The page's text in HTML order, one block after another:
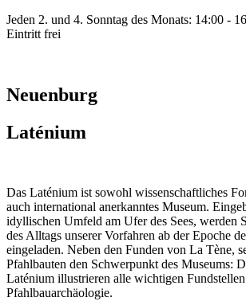
Jeden 2. und 4. Sonntag des Monats: 14:00 -
Eintritt frei
Neuenburg
Laténium
Das Laténium ist sowohl wissenschaftliches
auch international anerkanntes Museum.
idyllischen Umfeld am Ufer des Sees, werden
des Alltags unserer Vorfahren ab der Epoche
eingeladen. Neben den Funden von La Tène,
Pfahlbauten den Schwerpunkt des Museums:
Laténium illustrieren alle wichtigen
Pfahlbauarchäologie.